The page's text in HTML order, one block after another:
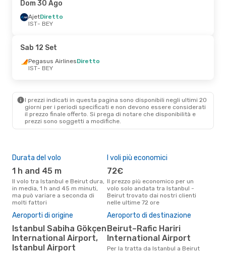
Lun 5 Ott- Ven 9 Ott
Pegasus Airlines
BEY- IST
- BEY
AjetDiretto
BEY- IST
Dom 30 Ago
AjetDiretto
IST- BEY
Sab 12 Set
Pegasus AirlinesDiretto
IST- BEY
I prezzi indicati in questa pagina sono disponibili negli ultimi 20
giorni per i periodi specificati e non devono essere considerati
il ​​prezzo finale offerto. Si prega di notare che disponibilità e
prezzi sono soggetti a modifiche.
Durata del volo
1 h and 45 m
Il volo tra Istanbul e Beirut dura,
in media, 1 h and 45 m minuti,
ma può variare a seconda di
molti fattori
I voli più economici
72€
Il prezzo più economico per un
volo solo andata tra Istanbul -
Beirut trovato dai nostri clienti
nelle ultime 72 ore
Aeroporti di origine
International Airport,
Istanbul Airport
Aeroporto di destinazione
Beirut–Rafic Hariri
International Airport
Per la tratta da Istanbul a Beirut